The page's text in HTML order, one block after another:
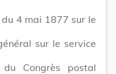
4 mai 1877 sur le
sur le service
Congrès postal